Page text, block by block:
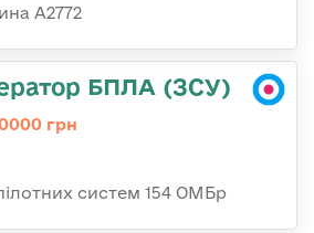
А2772
БПЛА (ЗСУ)
грн
систем 154 ОМБр